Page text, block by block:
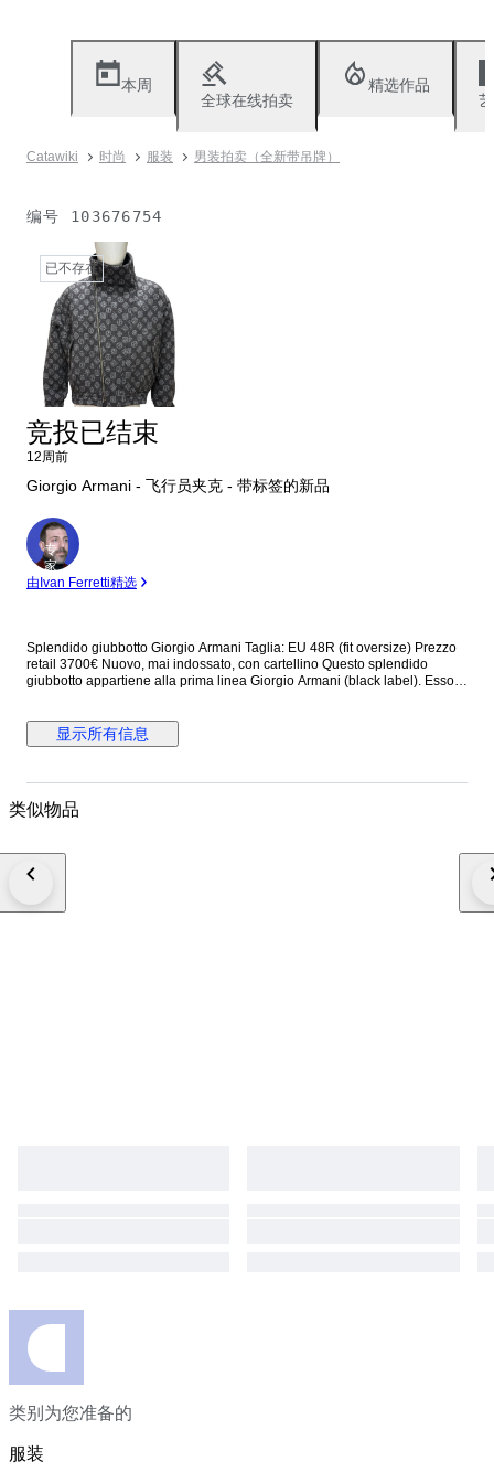
本周
全球在线拍卖
精选作品
Catawiki 时尚 服装 男装拍卖（全新带吊牌）
编号 103676754
已不存在
竞投已结束
12周前
Giorgio Armani - 飞行员夹克 - 带标签的新品
专
家
由Ivan Ferretti精选
Splendido giubbotto Giorgio Armani Taglia: EU 48R (fit oversize) Prezzo
retail 3700€ Nuovo, mai indossato, con cartellino Questo splendido
giubbotto appartiene alla prima linea Giorgio Armani (black label). Esso
materiali che lo rendono estremamente piacevole da indossare. Made in
Italy Dettagli: - fantasia logo all over "GA" - bottoni e zip logati "GA" Misure
colletto) 80 cm Tempi di spedizione: Italia (dai 3 ai 5 giorni) Europa (dai 5
显示所有信息
类似物品
类别为您准备的
服装